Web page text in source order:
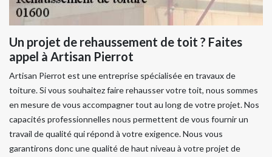
Un projet de rehaussement de toit ? Faites
appel à Artisan Pierrot
Artisan Pierrot est une entreprise spécialisée en travaux de
toiture. Si vous souhaitez faire rehausser votre toit, nous sommes
en mesure de vous accompagner tout au long de votre projet. Nos
capacités professionnelles nous permettent de vous fournir un
travail de qualité qui répond à votre exigence. Nous vous
garantirons donc une qualité de haut niveau à votre projet de